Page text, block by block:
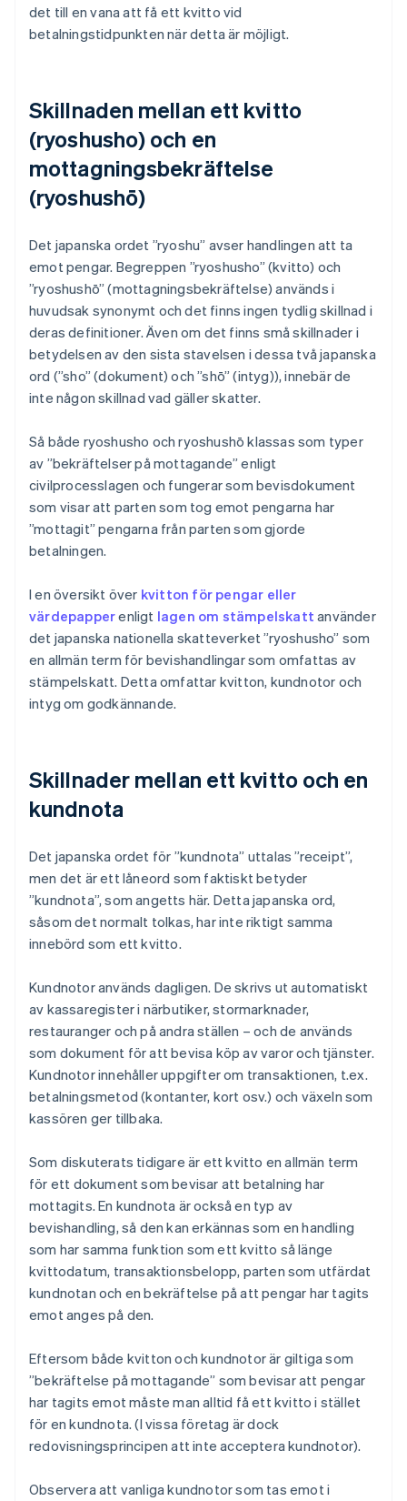
det till en vana att få ett kvitto vid
betalningstidpunkten när detta är möjligt.
Skillnaden mellan ett kvitto
(ryoshusho) och en
mottagningsbekräftelse
(ryoshushō)
Det japanska ordet ”ryoshu” avser handlingen att ta
emot pengar. Begreppen ”ryoshusho” (kvitto) och
”ryoshushō” (mottagningsbekräftelse) används i
huvudsak synonymt och det finns ingen tydlig skillnad i
deras definitioner. Även om det finns små skillnader i
betydelsen av den sista stavelsen i dessa två japanska
ord (”sho” (dokument) och ”shō” (intyg)), innebär de
inte någon skillnad vad gäller skatter.
Så både ryoshusho och ryoshushō klassas som typer
av ”bekräftelser på mottagande” enligt
civilprocesslagen och fungerar som bevisdokument
som visar att parten som tog emot pengarna har
”mottagit” pengarna från parten som gjorde
betalningen.
I en översikt över kvitton för pengar eller
värdepapperenligt lagen om stämpelskatt använder
det japanska nationella skatteverket ”ryoshusho” som
en allmän term för bevishandlingar som omfattas av
stämpelskatt. Detta omfattar kvitton, kundnotor och
intyg om godkännande.
Skillnader mellan ett kvitto och en
kundnota
Det japanska ordet för ”kundnota” uttalas ”receipt”,
men det är ett låneord som faktiskt betyder
”kundnota”, som angetts här. Detta japanska ord,
såsom det normalt tolkas, har inte riktigt samma
innebörd som ett kvitto.
Kundnotor används dagligen. De skrivs ut automatiskt
av kassaregister i närbutiker, stormarknader,
restauranger och på andra ställen – och de används
som dokument för att bevisa köp av varor och tjänster.
Kundnotor innehåller uppgifter om transaktionen, t.ex.
betalningsmetod (kontanter, kort osv.) och växeln som
kassören ger tillbaka.
Som diskuterats tidigare är ett kvitto en allmän term
för ett dokument som bevisar att betalning har
mottagits. En kundnota är också en typ av
bevishandling, så den kan erkännas som en handling
som har samma funktion som ett kvitto så länge
kvittodatum, transaktionsbelopp, parten som utfärdat
kundnotan och en bekräftelse på att pengar har tagits
emot anges på den.
Eftersom både kvitton och kundnotor är giltiga som
”bekräftelse på mottagande” som bevisar att pengar
har tagits emot måste man alltid få ett kvitto i stället
för en kundnota. (I vissa företag är dock
redovisningsprincipen att inte acceptera kundnotor).
Observera att vanliga kundnotor som tas emot i